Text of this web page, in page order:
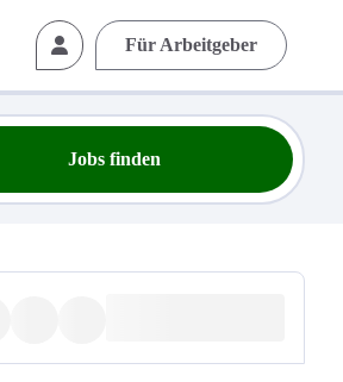
Für Arbeitgeber
Jobs finden